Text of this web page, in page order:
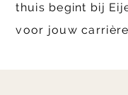
thuis begint bij
voor jouw